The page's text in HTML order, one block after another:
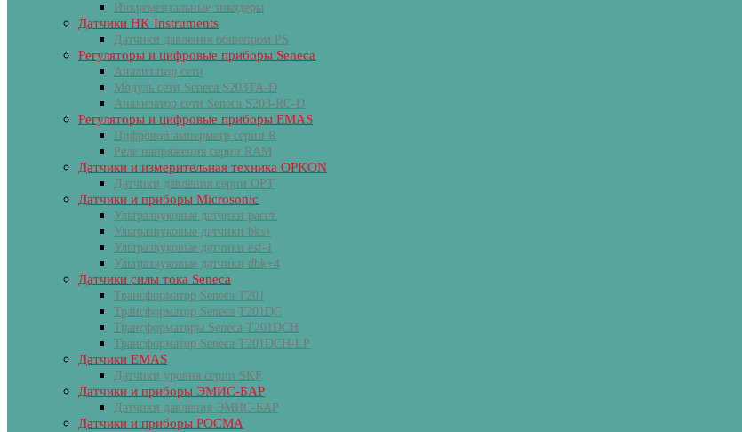
Инкрементальные энкодеры
Датчики HK Instruments
Датчики давления общепром PS
Регуляторы и цифровые приборы Seneca
Анализатор сети
Модуль сети Seneca S203TA-D
Анализатор сети Seneca S203-RC-D
Регуляторы и цифровые приборы EMAS
Цифровой амперметр серии R
Реле напряжения серии RAM
Датчики и измерительная техника OPKON
Датчики давления серии OPT
Датчики и приборы Microsonic
Ультразвуковые датчики расст.
Ультразвуковые датчики bks+
Ультразвуковые датчики esf-1
Ультразвуковые датчики dbk+4
Датчики силы тока Seneca
Трансформатор Seneca T201
Трансформатор Seneca T201DC
Трансформаторы Seneca T201DCH
Трансформатор Seneca T201DCH-LP
Датчики EMAS
Датчики уровня серии SKF
Датчики и приборы ЭМИС-БАР
Датчики давления ЭМИС-БАР
Датчики и приборы РОСМА